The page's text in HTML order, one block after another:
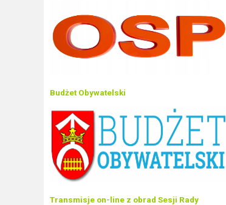
Budżet Obywatelski
Transmisje on-line z obrad Sesji Rady